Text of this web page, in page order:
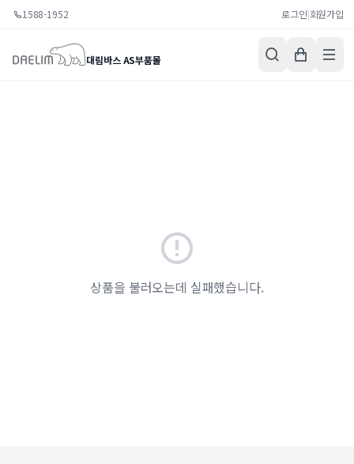
1588-1952 로그인|회원가입
대림바스 AS부품몰
상품을 불러오는데 실패했습니다.